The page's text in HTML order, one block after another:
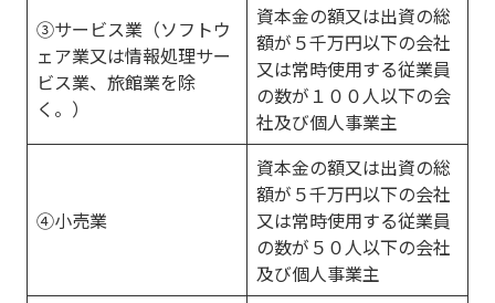
③サービス業（ソフトウ
ェア業又は情報処理サー
ビス業、旅館業を除
く。）
資本金の額又は出資の総
額が５千万円以下の会社
又は常時使用する従業員
の数が１００人以下の会
社及び個人事業主
④小売業
資本金の額又は出資の総
額が５千万円以下の会社
又は常時使用する従業員
の数が５０人以下の会社
及び個人事業主